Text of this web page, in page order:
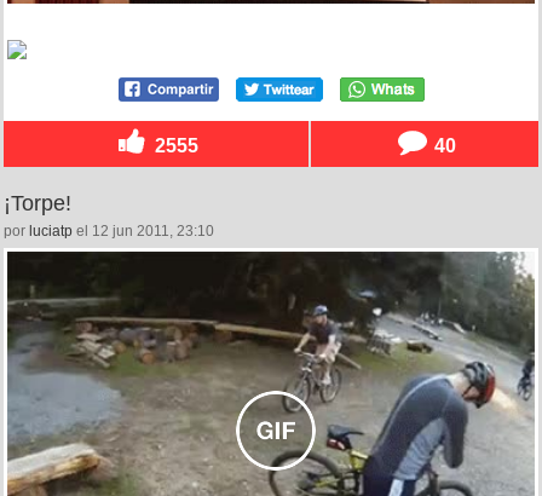
2555 40
¡Torpe!
por luciatp el 12 jun 2011, 23:10